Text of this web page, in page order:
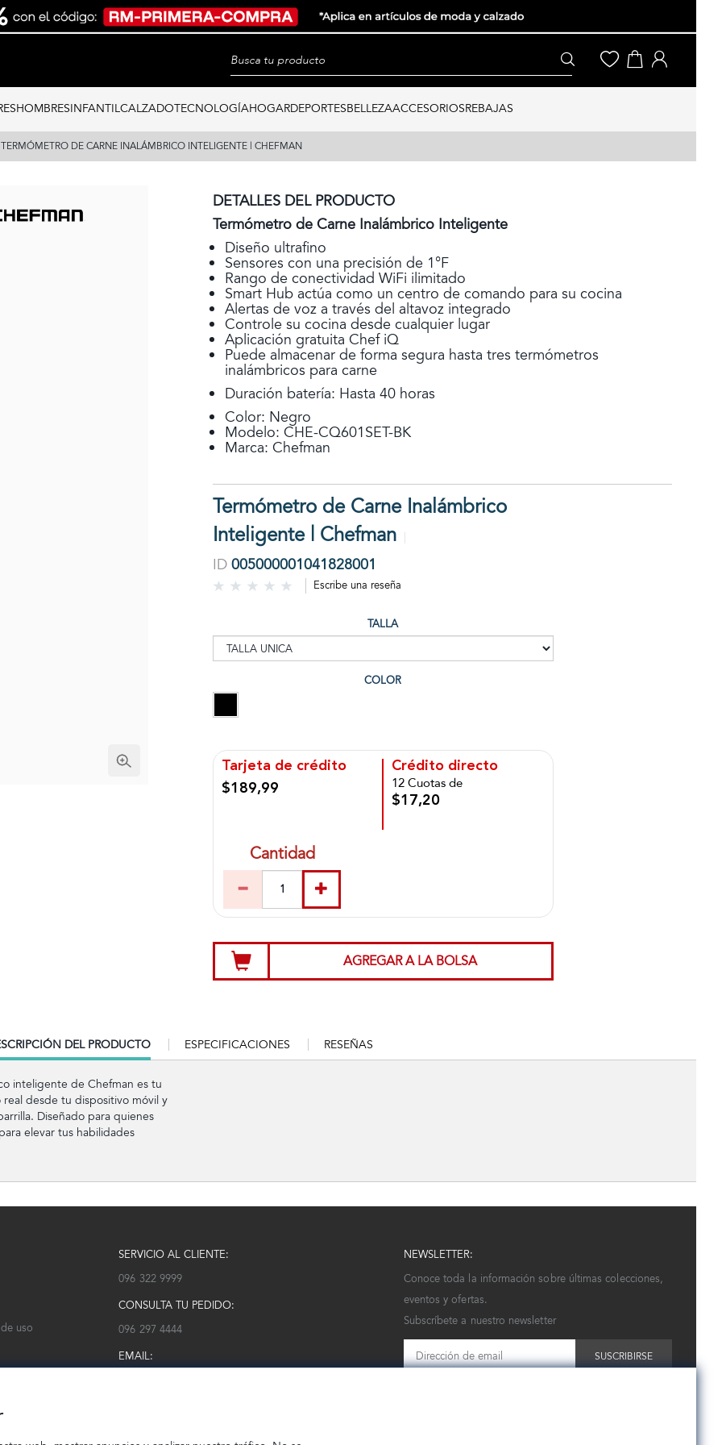
HOMBRESINFANTILCALZADOTECNOLOGÍAHOGARDEPORTESBELLEZAACCESORIOSREBAJAS
TERMÓMETRO DE CARNE INALÁMBRICO INTELIGENTE | CHEFMAN
DETALLES DEL PRODUCTO
Termómetro de Carne Inalámbrico Inteligente
Diseño ultrafino
Sensores con una precisión de 1°F
Rango de conectividad WiFi ilimitado
Smart Hub actúa como un centro de comando para su cocina
Alertas de voz a través del altavoz integrado
Controle su cocina desde cualquier lugar
Aplicación gratuita Chef iQ
Puede almacenar de forma segura hasta tres termómetros
inalámbricos para carne
Duración batería: Hasta 40 horas
Color: Negro
Modelo: CHE-CQ601SET-BK
Marca: Chefman
Termómetro de Carne Inalámbrico
Inteligente | Chefman
ID 005000001041828001
Escribe una reseña
TALLA
COLOR
Tarjeta de crédito
$189,99
Crédito directo
12 Cuotas de
$17,20
Cantidad
AGREGAR A LA BOLSA
DEL PRODUCTO ESPECIFICACIONES RESEÑAS
inteligente de Chefman es tu
desde tu dispositivo móvil y
Diseñado para quienes
elevar tus habilidades
uso
SERVICIO AL CLIENTE:
096 322 9999
CONSULTA TU PEDIDO:
096 297 4444
EMAIL:
NEWSLETTER:
Conoce toda la información sobre últimas colecciones,
eventos y ofertas.
Subscríbete a nuestro newsletter
SUSCRIBIRSE